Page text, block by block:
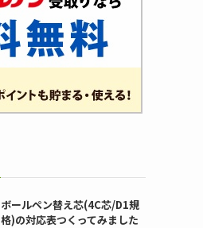
ボールペン替え芯(4C芯/D1規
格)の対応表つくってみました